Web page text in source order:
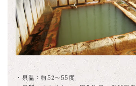
・泉温：約52～55度